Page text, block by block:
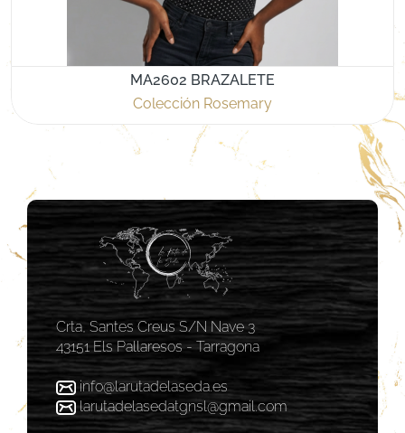
MA2602 BRAZALETE
Colección Rosemary
Crta, Santes Creus S/N Nave 3
43151 Els Pallaresos - Tarragona
info@larutadelaseda.es
larutadelasedatgnsl@gmail.com